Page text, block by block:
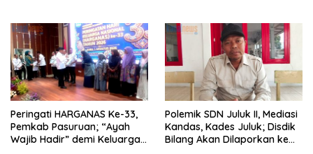
Peringati HARGANAS Ke-33,
Pemkab Pasuruan; “Ayah
Wajib Hadir” demi Keluarga
Polemik SDN Juluk II, Mediasi
Kandas, Kades Juluk; Disdik
Bilang Akan Dilaporkan ke